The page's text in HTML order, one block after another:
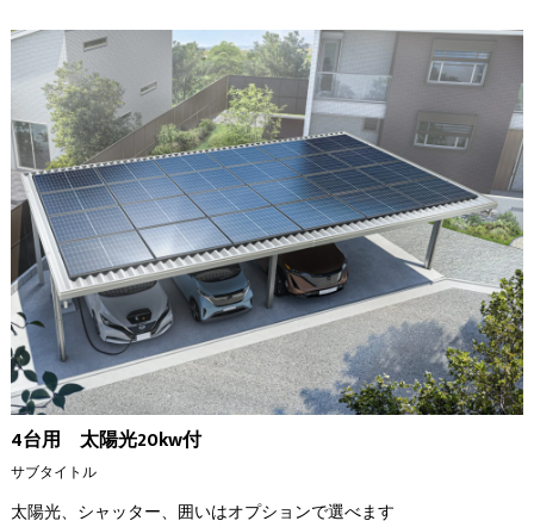
4台用 太陽光20kw付
サブタイトル
太陽光、シャッター、囲いはオプションで選べます